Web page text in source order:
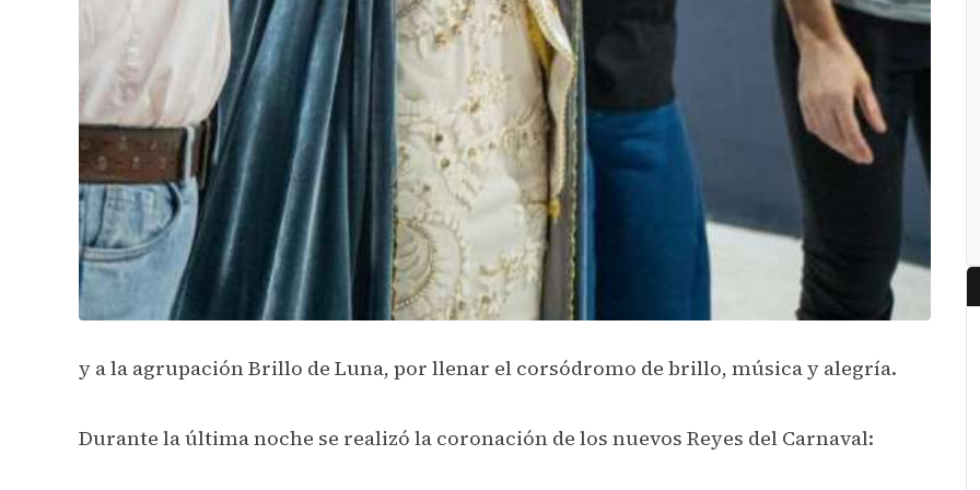
y a la agrupación Brillo de Luna, por llenar el corsódromo de brillo, música y alegría.
Durante la última noche se realizó la coronación de los nuevos Reyes del Carnaval: